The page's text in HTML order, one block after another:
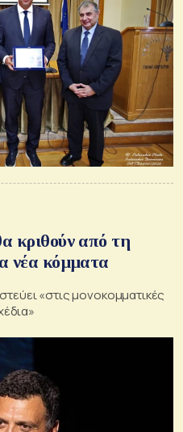
κριθούν από τη
νέα κόμματα
«στις μονοκομματικές